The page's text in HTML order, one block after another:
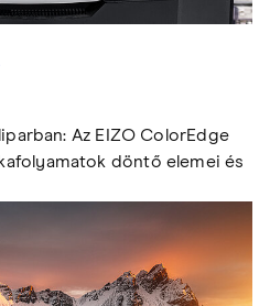
Az EIZO ColorEdge
döntő elemei és